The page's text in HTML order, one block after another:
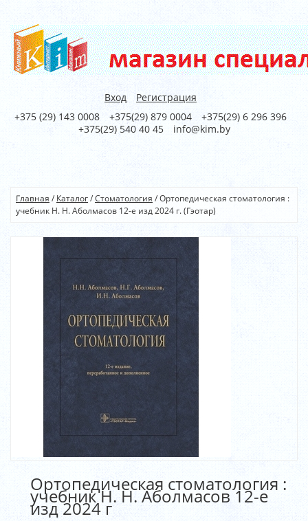
Вход
Регистрация
+375 (29) 143 0008
+375(29) 879 0004
+375(29) 6 296 396
+375(29) 540 40 45
info@kim.by
Главная /Каталог/Стоматология /Ортопедическая стоматология :
учебник Н. Н. Аболмасов 12-е изд 2024 г. (Гэотар)
Ортопедическая стоматология :
учебник Н. Н. Аболмасов 12-е
изд 2024 г